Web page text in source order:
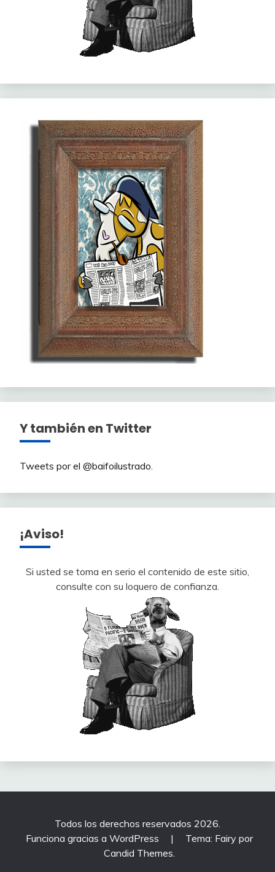
Y también en Twitter
Tweets por el @baifoilustrado.
¡Aviso!
Si usted se toma en serio el contenido de este sitio,
consulte con su loquero de confianza.
Todos los derechos reservados 2026.
Funciona gracias a WordPress
|
Tema: Fairy por
Candid Themes.